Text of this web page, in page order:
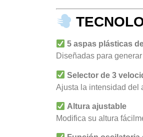
5 aspas plásticas
Diseñadas para
Selector de 3
Ajusta la intensidad del
Altura ajustable
Modifica su altura